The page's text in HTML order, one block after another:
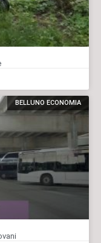
BELLUNO ECONOMIA